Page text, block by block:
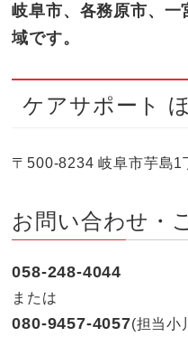
岐阜市、各務原市、
域です。
ケアサポート
〒500-8234 岐阜市芋島1
お問い合わせ・
058-248-4044
または
080-9457-4057(担当小